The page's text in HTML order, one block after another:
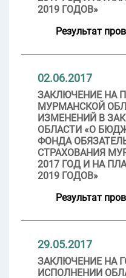
2019 ГОДОВ»
Результат
02.06.2017
ЗАКЛЮЧЕНИЕ НА
МУРМАНСКОЙ
ИЗМЕНЕНИЙ В
ОБЛАСТИ «О
ФОНДА
СТРАХОВАНИЯ
2017 ГОД И НА
2019 ГОДОВ»
Результат
29.05.2017
ЗАКЛЮЧЕНИЕ НА
ИСПОЛНЕНИИ